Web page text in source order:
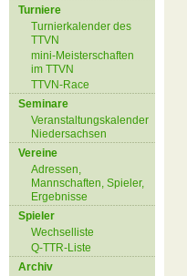
Turniere
Turnierkalender des
TTVN
mini-Meisterschaften
im TTVN
TTVN-Race
Seminare
Veranstaltungskalender
Niedersachsen
Vereine
Adressen,
Mannschaften, Spieler,
Ergebnisse
Spieler
Wechselliste
Q-TTR-Liste
Archiv